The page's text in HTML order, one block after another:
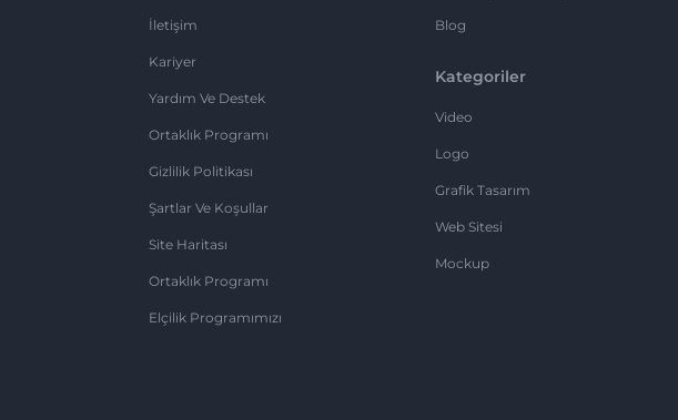
İletişim
Kariyer
Yardım Ve Destek
Ortaklık Programı
Gizlilik Politikası
Şartlar Ve Koşullar
Site Haritası
Ortaklık Programı
Elçilik Programımızı
Blog
Kategoriler
Video
Logo
Grafik Tasarım
Web Sitesi
Mockup